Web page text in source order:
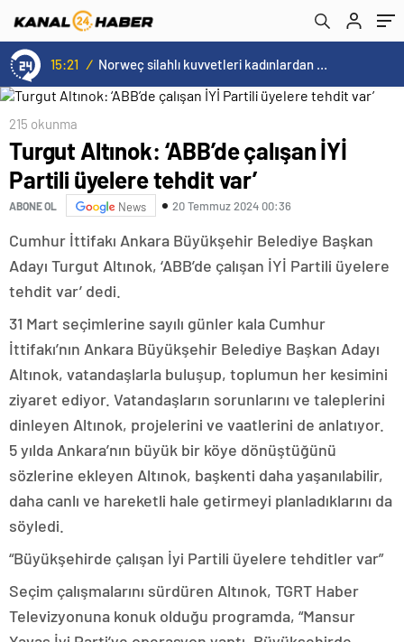
15:21 / Norweç silahlı kuvvetleri kadınlardan oluşan özel kuvvetler eğitimlerini başlattı.
215 okunma
Turgut Altınok: ‘ABB’de çalışan İYİ
Partili üyelere tehdit var’
ABONE OL News 20 Temmuz 2024 00:36
Cumhur İttifakı Ankara Büyükşehir Belediye Başkan
Adayı Turgut Altınok, ‘ABB’de çalışan İYİ Partili üyelere
tehdit var’ dedi.
31 Mart seçimlerine sayılı günler kala Cumhur
İttifakı’nın Ankara Büyükşehir Belediye Başkan Adayı
Altınok, vatandaşlarla buluşup, toplumun her kesimini
ziyaret ediyor. Vatandaşların sorunlarını ve taleplerini
dinleyen Altınok, projelerini ve vaatlerini de anlatıyor.
5 yılda Ankara’nın büyük bir köye dönüştüğünü
sözlerine ekleyen Altınok, başkenti daha yaşanılabilir,
daha canlı ve hareketli hale getirmeyi planladıklarını da
söyledi.
“Büyükşehirde çalışan İyi Partili üyelere tehditler var”
Seçim çalışmalarını sürdüren Altınok, TGRT Haber
Televizyonuna konuk olduğu programda, “Mansur